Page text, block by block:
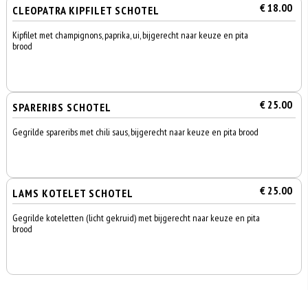
CLEOPATRA KIPFILET SCHOTEL € 18.00
Kipfilet met champignons, paprika, ui, bijgerecht naar keuze en pita
brood
SPARERIBS SCHOTEL € 25.00
Gegrilde spareribs met chili saus, bijgerecht naar keuze en pita brood
LAMS KOTELET SCHOTEL € 25.00
Gegrilde koteletten (licht gekruid) met bijgerecht naar keuze en pita
brood